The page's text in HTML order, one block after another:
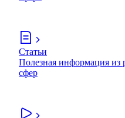
Статьи
Полезная информация из
сфер